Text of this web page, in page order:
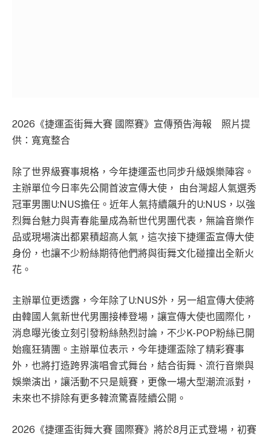
2026《捷運盃街舞大賽 國際賽》宣傳預告海報 照片提
供：寬寬整合
除了世界級賽事規格，今年捷運盃也同步升級娛樂陣容。
主辦單位今日率先公開首波宣傳大使， 由台灣超人氣選秀
冠軍男團U:NUS擔任。近年人氣持續飆升的U:NUS，以強
烈舞台魅力與青春能量成為新世代男團代表，無論音樂作
品或現場演出都累積超高人氣，這次接下捷運盃宣傳大使
身份，也讓不少粉絲期待他們將與街舞文化碰撞出全新火
花。
主辦單位更透露，今年除了U:NUS外，另一組宣傳大使將
由韓國人氣新世代男團接棒登場，讓宣傳大使也國際化，
消息曝光後立刻引發粉絲熱烈討論，不少K-POP粉絲已開
始瘋狂猜團。主辦單位表示，今年捷運盃除了精彩賽事
外，也將打造跨界演唱會式舞台，結合街舞、流行音樂與
娛樂演出，讓活動不只是競賽，更像一場大型潮流派對，
未來也不排除有更多韓流驚喜陸續公開。
2026《捷運盃街舞大賽 國際賽》將於8月正式登場，初賽